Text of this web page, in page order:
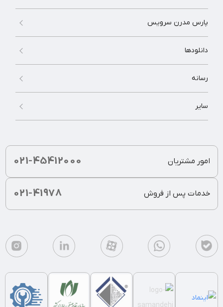
پارس مدرن سرویس
دانلودها
رسانه
سایر
021-45412000 امور مشتریان
021-41978 خدمات پس از فروش